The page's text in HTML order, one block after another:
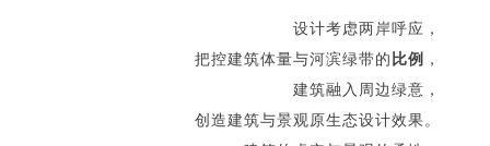
设计考虑两岸呼应，
把控建筑体量与河滨绿带的 比例 ，
建筑融入周边绿意，
创造建筑与景观原生态设计效果。